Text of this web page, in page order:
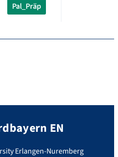
Pal_Präp
EN
Erlangen-Nuremberg